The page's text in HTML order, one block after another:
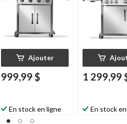
Ajouter
999,99 $
En stock en ligne
1 299,99
En stock